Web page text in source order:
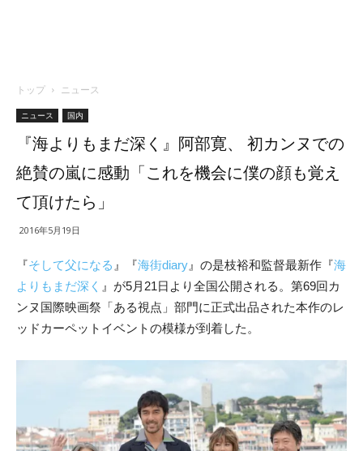
トップ ニュース
ニュース 国内
『海よりもまだ深く』阿部寛、 初カンヌでの
絶賛の嵐に感動「これを機会に僕の顔も覚え
て頂けたら」
2016年5月19日
『そして父になる 』『海街diary 』の是枝裕和監督最新作『海
よりもまだ深く 』が5月21日より全国公開される。第69回カ
ンヌ国際映画祭「ある視点」部門に正式出品された本作のレ
ッドカーペットイベントの模様が到着した。